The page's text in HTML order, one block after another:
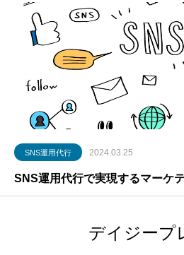
SNS運用代行 2024.03.25
SNS運用代行で実現するマーケ
デイジープ